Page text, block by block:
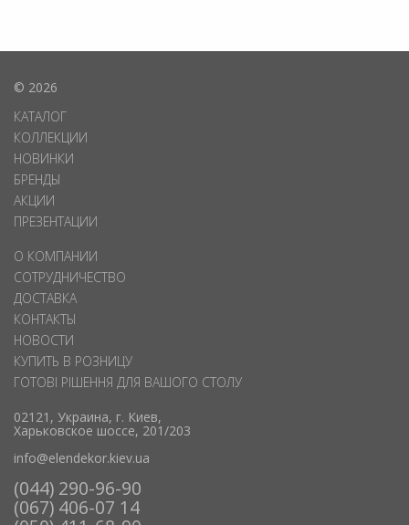
© 2026
КАТАЛОГ
КОЛЛЕКЦИИ
НОВИНКИ
БРЕНДЫ
АКЦИИ
ПРЕЗЕНТАЦИИ
О КОМПАНИИ
СОТРУДНИЧЕСТВО
ДОСТАВКА
КОНТАКТЫ
НОВОСТИ
КУПИТЬ В РОЗНИЦУ
ГОТОВІ РІШЕННЯ ДЛЯ ВАШОГО СТОЛУ
02121, Украина, г. Киев,
Харьковское шоссе, 201/203
info@elendekor.kiev.ua
(044) 290-96-90
(067) 406-07 14